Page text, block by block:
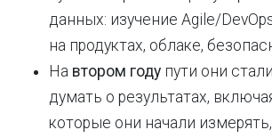
данных: изучение Agile/
на продуктах, облаке,
На втором году пути они
думать о результатах,
которые они начали